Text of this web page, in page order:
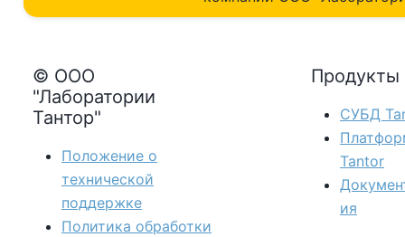
© ООО
"Лаборатории
Тантор"
Положение о
технической
поддержке
Политика обработки
Продукты
СУБД
Tantor
ия